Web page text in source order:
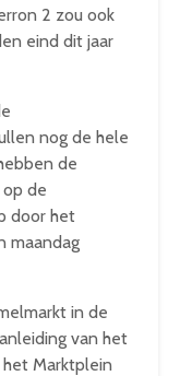
2 zou ook
eind dit jaar
nog de hele
de
de
door het
maandag
in de
van het
Marktplein